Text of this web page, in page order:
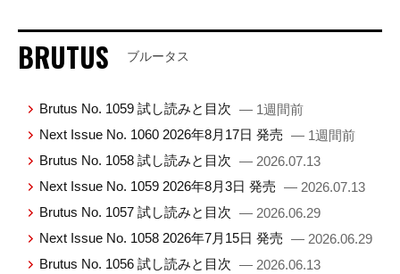
BRUTUS ブルータス
Brutus No. 1059 試し読みと目次 — 1週間前
Next Issue No. 1060 2026年8月17日 発売 — 1週間前
Brutus No. 1058 試し読みと目次 — 2026.07.13
Next Issue No. 1059 2026年8月3日 発売 — 2026.07.13
Brutus No. 1057 試し読みと目次 — 2026.06.29
Next Issue No. 1058 2026年7月15日 発売 — 2026.06.29
Brutus No. 1056 試し読みと目次 — 2026.06.13